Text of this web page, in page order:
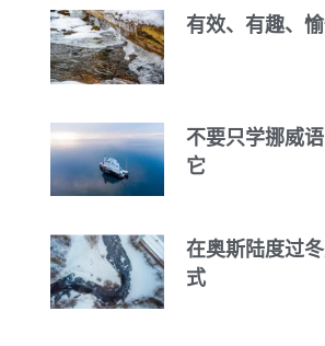
有效、有趣、
不要只学挪威
它
在奥斯陆度过
式